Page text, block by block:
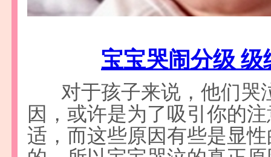
宝宝哭闹分级 级
对于孩子来说，他们哭
因，或许是为了吸引你的
适，而这些原因有些是显